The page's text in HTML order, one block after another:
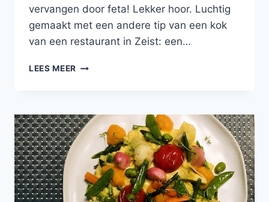
vervangen door feta! Lekker hoor. Luchtig
gemaakt met een andere tip van een kok
van een restaurant in Zeist: een…
LEES MEER RISOTTO